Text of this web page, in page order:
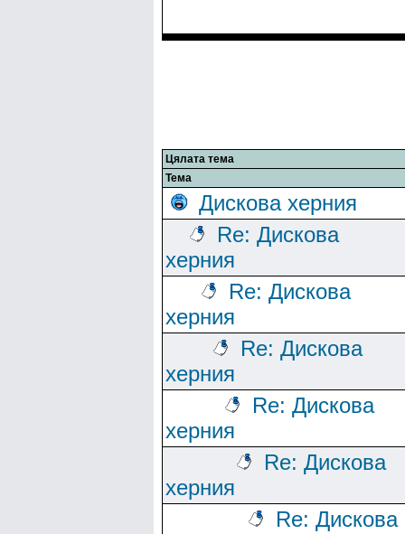
Цялата тема
Тема
Дискова херния
Re: Дискова
херния
Re: Дискова
херния
Re: Дискова
херния
Re: Дискова
херния
Re: Дискова
херния
Re: Дискова